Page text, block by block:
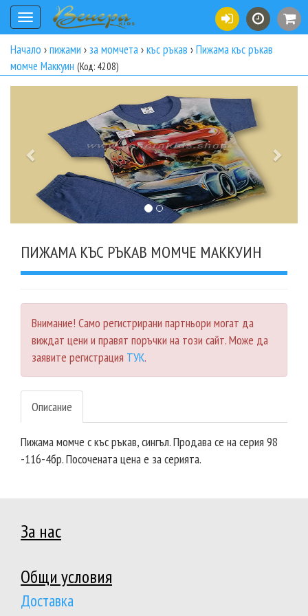
Toggle
navigation
Начало ›пижами ›за момчета›къс ръкав ›Пижама къс ръкав
момче Маккуин (Код: 4208)
ПИЖАМА КЪС РЪКАВ МОМЧЕ МАККУИН
Внимание! Само регистрирани партньори могат да
виждат цени и правят поръчки на този сайт. Може да
заявите регистрация ТУК.
Описание
Пижама момче с къс ръкав, сингъл. Продава се на серия 98
-116-4бр. Посочената цена е за серията.
За нас
Общи условия
Доставка